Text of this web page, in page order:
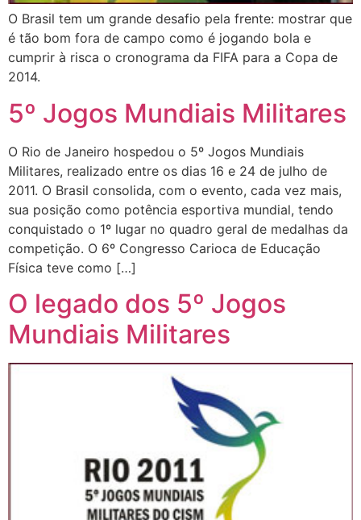
O Brasil tem um grande desafio pela frente: mostrar que
é tão bom fora de campo como é jogando bola e
cumprir à risca o cronograma da FIFA para a Copa de
2014.
5º Jogos Mundiais Militares
O Rio de Janeiro hospedou o 5º Jogos Mundiais
Militares, realizado entre os dias 16 e 24 de julho de
2011. O Brasil consolida, com o evento, cada vez mais,
sua posição como potência esportiva mundial, tendo
conquistado o 1º lugar no quadro geral de medalhas da
competição. O 6º Congresso Carioca de Educação
Física teve como […]
O legado dos 5º Jogos
Mundiais Militares